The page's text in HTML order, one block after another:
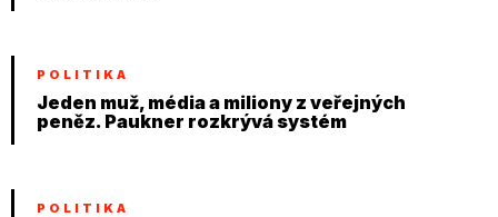
POLITIKA
Jeden muž, média a miliony z veřejných
peněz. Paukner rozkrývá systém
POLITIKA